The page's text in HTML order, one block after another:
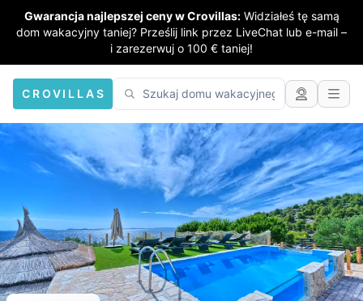
Gwarancja najlepszej ceny w Crovillas: Widziałeś tę samą
dom wakacyjny taniej? Prześlij link przez LiveChat lub e-mail –
i zarezerwuj o 100 € taniej!
CROVILLAS